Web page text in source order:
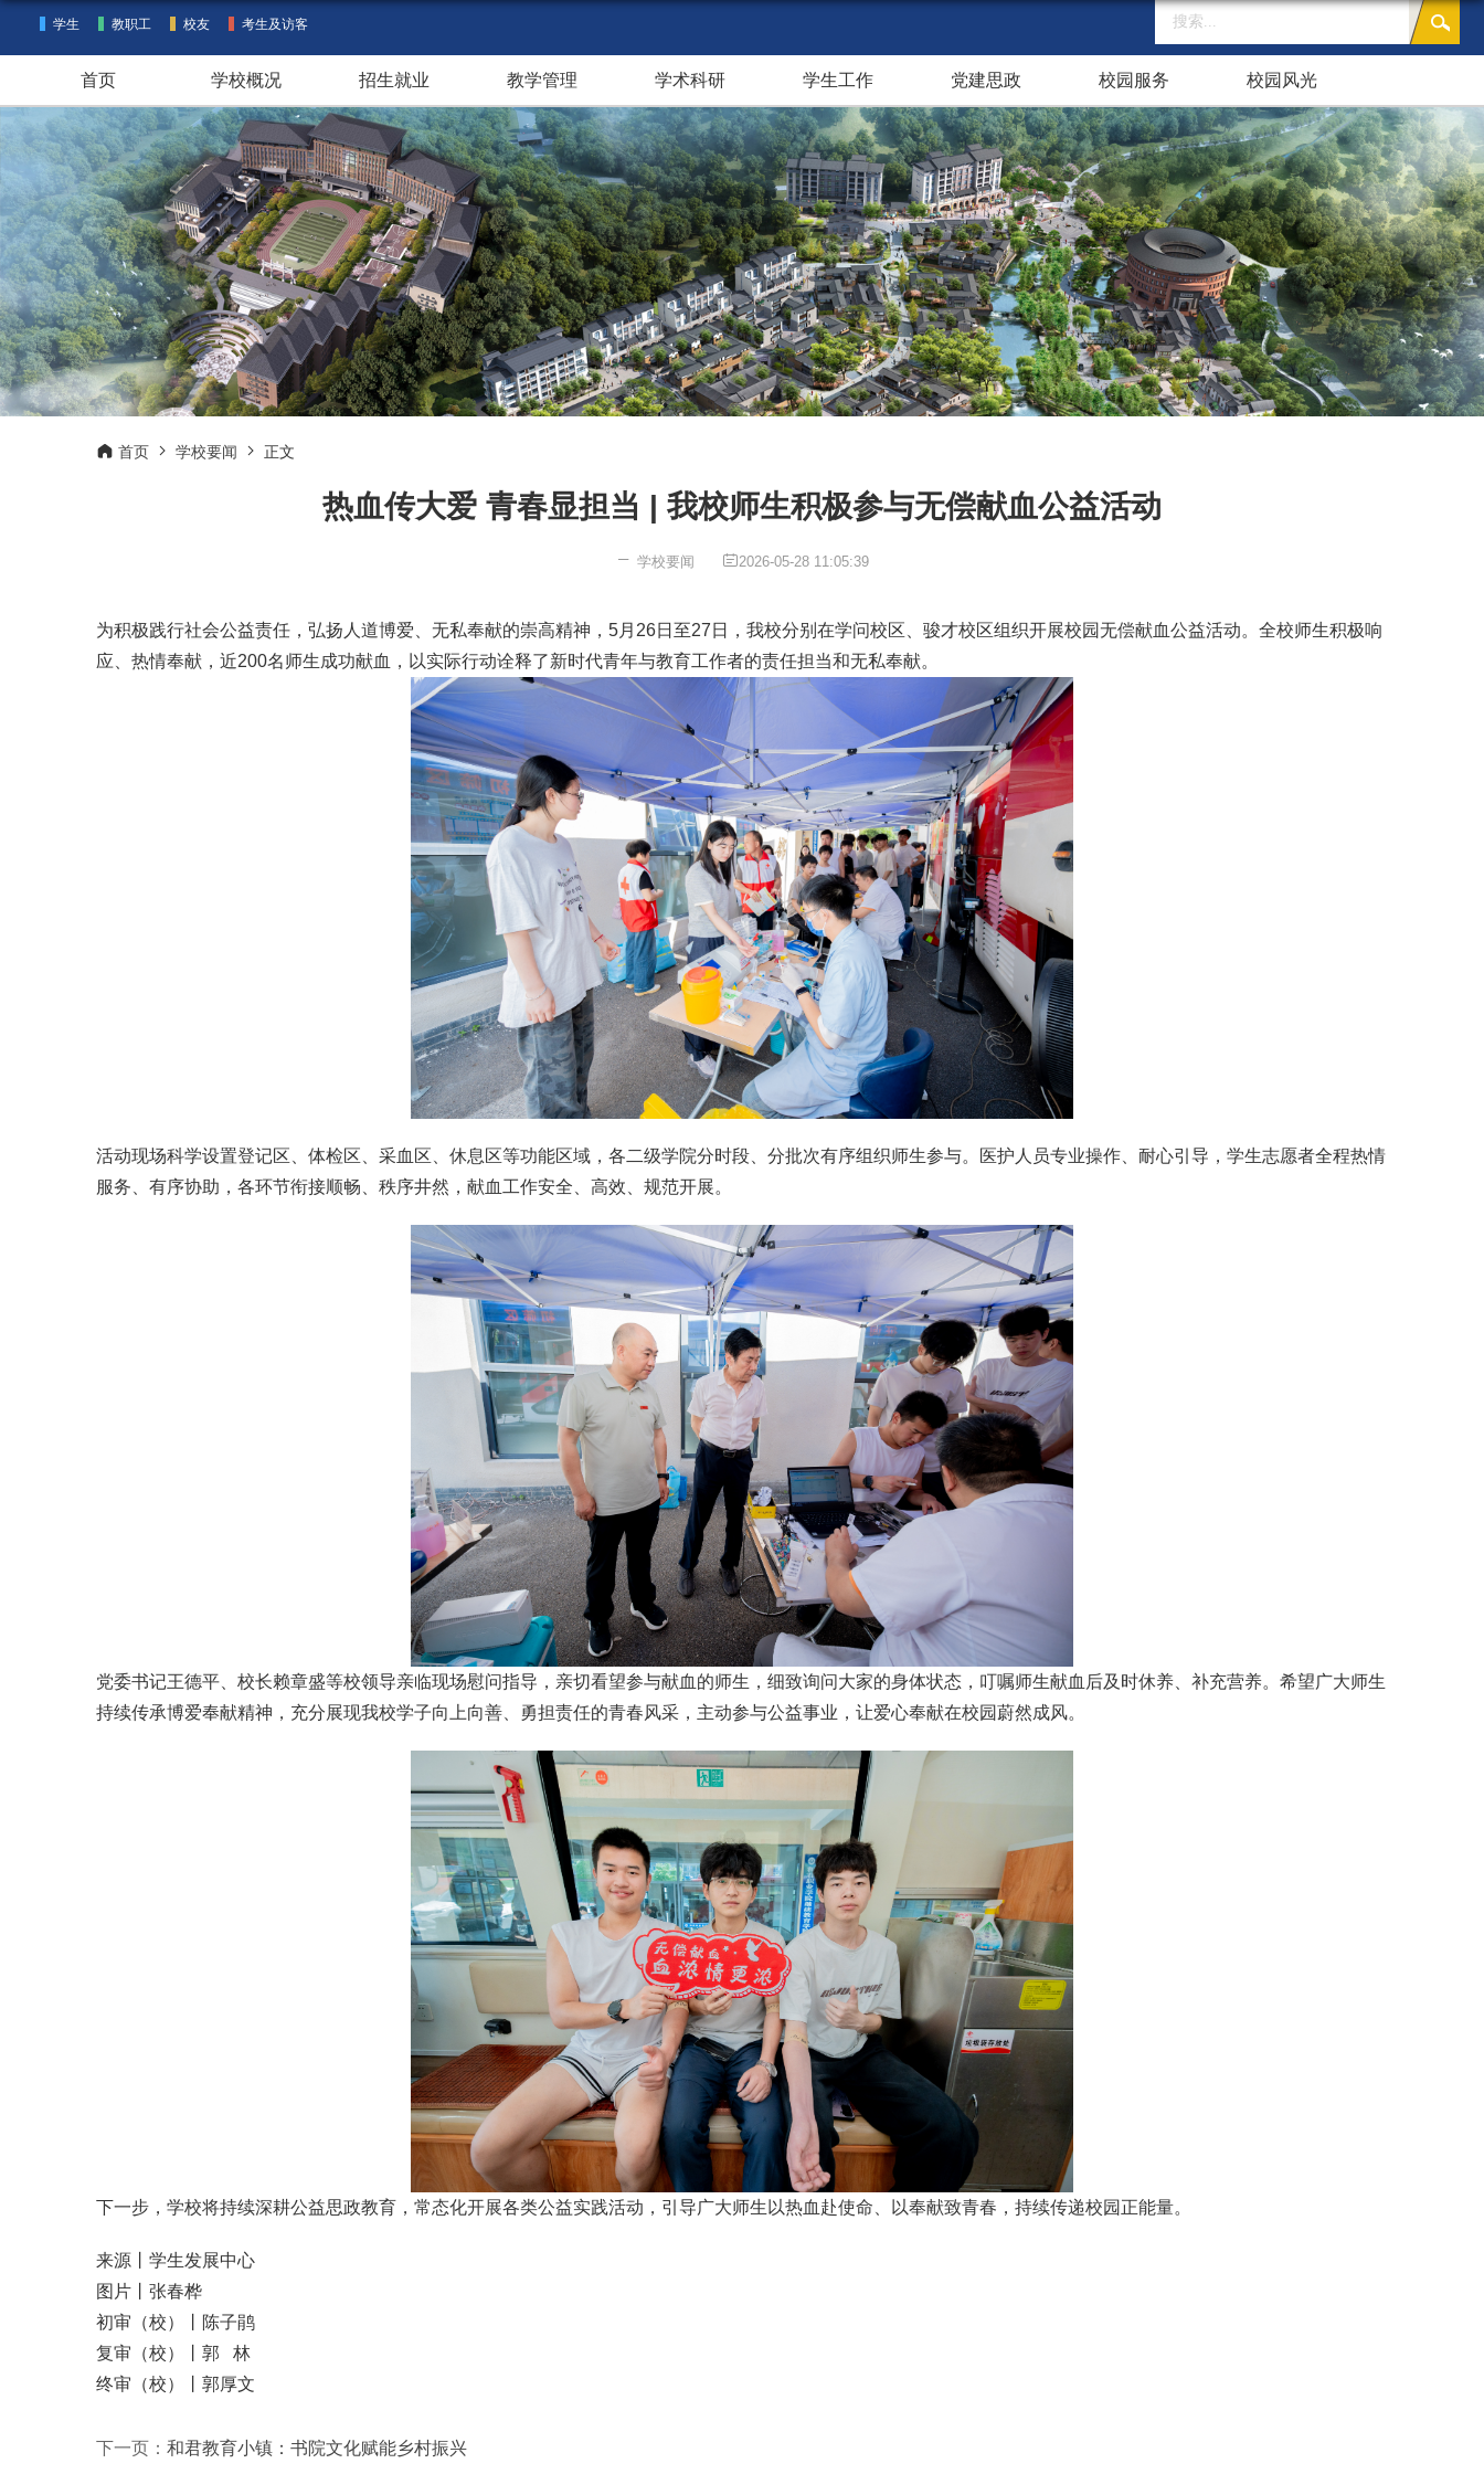
学生 教职工 校友 考生及访客
首页 学校概况 招生就业 教学管理 学术科研 学生工作 党建思政 校园服务 校园风光
首页 学校要闻 正文
热血传大爱 青春显担当 | 我校师生积极参与无偿献血公益活动
学校要闻 2026-05-28 11:05:39
为积极践行社会公益责任，弘扬人道博爱、无私奉献的崇高精神，5月26日至27日，我校分别在学问校区、骏才校区组织开展校园无偿献血公益活动。全校师生积极响
应、热情奉献，近200名师生成功献血，以实际行动诠释了新时代青年与教育工作者的责任担当和无私奉献。
活动现场科学设置登记区、体检区、采血区、休息区等功能区域，各二级学院分时段、分批次有序组织师生参与。医护人员专业操作、耐心引导，学生志愿者全程热情
服务、有序协助，各环节衔接顺畅、秩序井然，献血工作安全、高效、规范开展。
党委书记王德平、校长赖章盛等校领导亲临现场慰问指导，亲切看望参与献血的师生，细致询问大家的身体状态，叮嘱师生献血后及时休养、补充营养。希望广大师生
持续传承博爱奉献精神，充分展现我校学子向上向善、勇担责任的青春风采，主动参与公益事业，让爱心奉献在校园蔚然成风。
下一步，学校将持续深耕公益思政教育，常态化开展各类公益实践活动，引导广大师生以热血赴使命、以奉献致青春，持续传递校园正能量。
来源丨学生发展中心
图片丨张春桦
初审（校）丨陈子鹃
复审（校）丨郭 林
终审（校）丨郭厚文
下一页： 和君教育小镇：书院文化赋能乡村振兴